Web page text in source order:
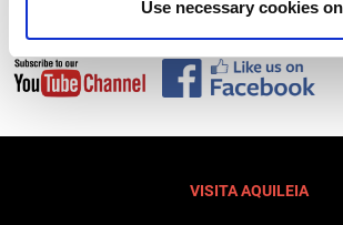
Use necessary cookies
Iscriviti al nostri Social Network
VISITA AQUILEIA